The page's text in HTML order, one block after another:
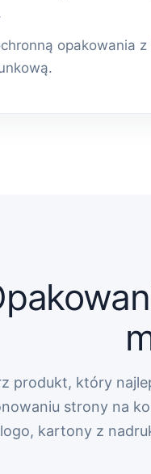
opakowania z
produkt, który
strony na
logo, kartony z